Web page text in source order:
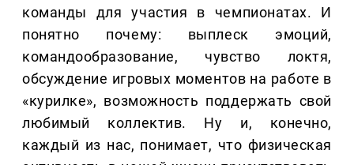
команды для участия в чемпионатах. И
понятно почему: выплеск эмоций,
командообразование, чувство локтя,
обсуждение игровых моментов на работе в
«курилке», возможность поддержать свой
любимый коллектив. Ну и, конечно,
каждый из нас, понимает, что физическая